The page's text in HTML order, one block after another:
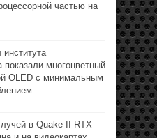
частью на
многоцветный
OLED с минимальным
в Quake II RTX